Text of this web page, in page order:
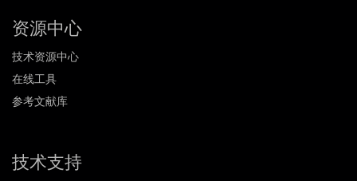
资源中心
技术资源中心
在线工具
参考文献库
技术支持